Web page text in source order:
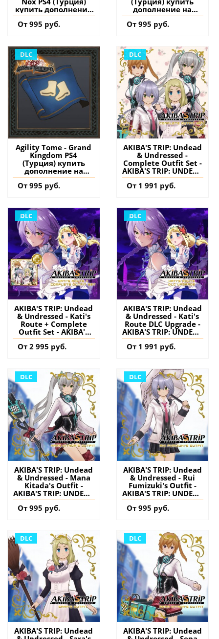
купить дополнение
на аккаунт
От 995 руб.
дополнение на
аккаунт
От 995 руб.
DLC
Agility Tome - Grand
Kingdom PS4
(Турция) купить
дополнение на
аккаунт
От 995 руб.
DLC
AKIBA'S TRIP: Undead
& Undressed -
Complete Outfit Set -
AKIBA'S TRIP: UNDEAD
＆ UNDRESSED PS4
(Турция) купить
От 1 991 руб.
DLC
AKIBA'S TRIP: Undead
& Undressed - Kati's
Route + Complete
Outfit Set - AKIBA'S
TRIP: UNDEAD ＆
UNDRESSED PS4
аккаунт
От 2 995 руб.
DLC
AKIBA'S TRIP: Undead
& Undressed - Kati's
Route DLC Upgrade -
AKIBA'S TRIP: UNDEAD
＆ UNDRESSED PS4
(Турция) купить
От 1 991 руб.
DLC
AKIBA'S TRIP: Undead
& Undressed - Mana
Kitada's Outfit -
AKIBA'S TRIP: UNDEAD
＆ UNDRESSED PS4
(Турция) купить
От 995 руб.
DLC
AKIBA'S TRIP: Undead
& Undressed - Rui
Fumizuki's Outfit -
AKIBA'S TRIP: UNDEAD
＆ UNDRESSED PS4
(Турция) купить
От 995 руб.
DLC
AKIBA'S TRIP: Undead
DLC
AKIBA'S TRIP: Undead